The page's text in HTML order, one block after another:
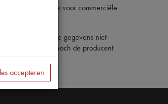
website mag niet voor commerciële
van derden.
van de gegevens niet
uitgever, noch de producent
accepteren